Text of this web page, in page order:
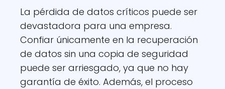
La pérdida de datos críticos puede ser
devastadora para una empresa.
Confiar únicamente en la recuperación
de datos sin una copia de seguridad
puede ser arriesgado, ya que no hay
garantía de éxito. Además, el proceso